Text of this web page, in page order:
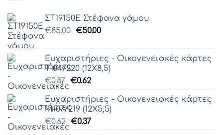
ΣΤ19150Ε Στέφανα γάμου
€85.00 Original
€85.00.
€50.00Η
είναι:
€50.00.
Ευχαριστήριες - Οικογενειακές κάρτες
Τ-04/220 (12Χ8,5)
€0.87 Original
was:
€0.87.
€0.62Η
τιμή
είναι:
€0.62.
Ευχαριστήριες - Οικογενειακές κάρτες
Μ-07/219 (12Χ5,5)
€0.62 Original
€0.37Η